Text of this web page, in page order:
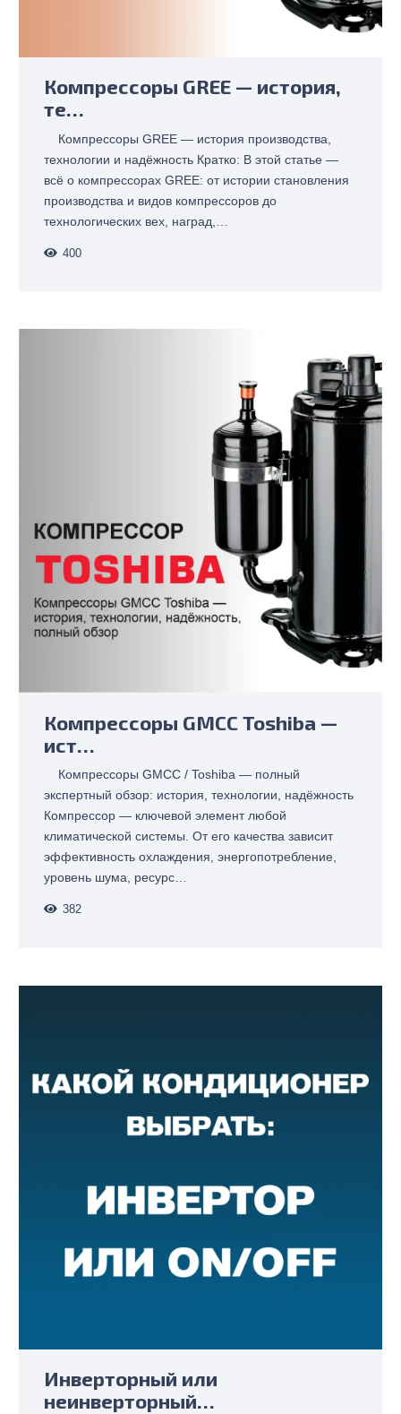
Компрессоры GREE — история,
те…
Компрессоры GREE — история производства,
технологии и надёжность Кратко: В этой статье —
всё о компрессорах GREE: от истории становления
производства и видов компрессоров до
технологических вех, наград,…
400
Компрессоры GMCC Toshiba —
ист…
Компрессоры GMCC / Toshiba — полный
экспертный обзор: история, технологии, надёжность
Компрессор — ключевой элемент любой
климатической системы. От его качества зависит
эффективность охлаждения, энергопотребление,
уровень шума, ресурс…
382
Инверторный или
неинверторный…